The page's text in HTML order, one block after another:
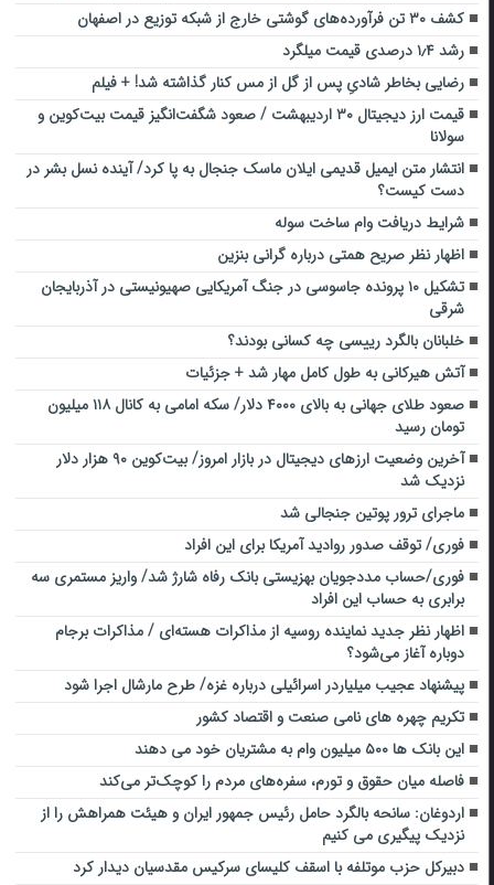
کشف ۳۰ تن فرآورده‌های گوشتی خارج از شبکه توزیع در اصفهان
رشد ۱٫۴ درصدی قیمت میلگرد
رضایی بخاطر شادیِ پس از گل از مس کنار گذاشته شد! + فیلم
قیمت ارز دیجیتال ۳۰ اردیبهشت / صعود شگفت‌انگیز قیمت بیت‌کوین و
سولانا
انتشار متن ایمیل قدیمی ایلان ماسک جنجال به پا کرد/ آینده نسل بشر در
دست کیست؟
شرایط دریافت وام ساخت سوله
اظهار نظر صریح همتی درباره گرانی بنزین
تشکیل ۱۰ پرونده جاسوسی در جنگ آمریکایی صهیونیستی در آذربایجان
شرقی
خلبانان بالگرد رییسی چه کسانی بودند؟
آتش هیرکانی به طول کامل مهار شد + جزئیات
صعود طلای جهانی به بالای ۴۰۰۰ دلار/ سکه امامی به کانال ۱۱۸ میلیون
تومان رسید
آخرین وضعیت ارزهای دیجیتال در بازار امروز/ بیت‌کوین ۹۰ هزار دلار
نزدیک شد
ماجرای ترور پوتین جنجالی شد
فوری/ توقف صدور روادید آمریکا برای این افراد
فوری/حساب مددجویان بهزیستی بانک رفاه شارژ شد/ واریز مستمری سه
برابری به حساب این افراد
اظهار نظر جدید نماینده روسیه از مذاکرات هسته‌ای / مذاکرات برجام
دوباره آغاز می‌شود؟
پیشنهاد عجیب میلیاردر اسرائیلی درباره غزه/ طرح مارشال اجرا شود
تکریم چهره های نامی صنعت و اقتصاد کشور
این بانک ها ۵۰۰ میلیون وام به مشتریان خود می دهند
فاصله میان حقوق و تورم، سفره‌های مردم را کوچک‌تر می‌کند
اردوغان: سانحه بالگرد حامل رئیس جمهور ایران و هیئت همراهش را از
نزدیک پیگیری می کنیم
دبیرکل حزب موتلفه با اسقف کلیسای سرکیس مقدسیان دیدار کرد